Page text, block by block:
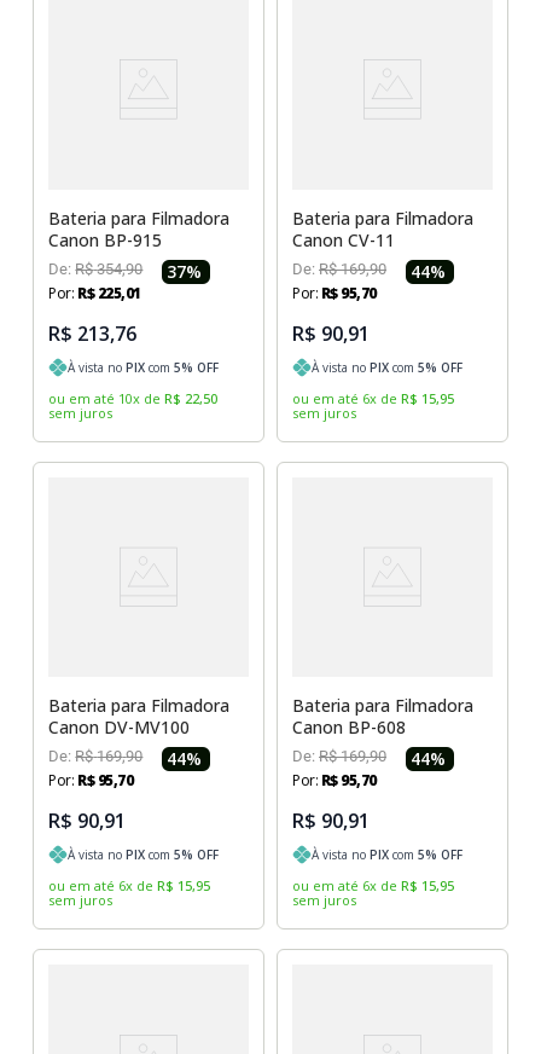
Tela para Iphone
Bateria para Filmadora
Canon BP-915
De:R$ 354,90 37%
Por: R$ 225,01
R$ 213,76
À vista noPIX com5% OFF
ou em até 10x de R$ 22,50
sem juros
Bateria para Filmadora
Canon CV-11
De: R$ 169,90 44%
Por: R$95,70
R$ 90,91
À vista no PIX com 5% OFF
ou em até 6x de R$ 15,95
sem juros
Bateria para Filmadora
Canon DV-MV100
De:R$ 169,90 44%
Por: R$ 95,70
R$ 90,91
À vista noPIX com5% OFF
ou em até 6x de R$ 15,95
sem juros
Bateria para Filmadora
Canon BP-608
De: R$ 169,90 44%
Por: R$95,70
R$ 90,91
À vista no PIX com 5% OFF
ou em até 6x de R$ 15,95
sem juros